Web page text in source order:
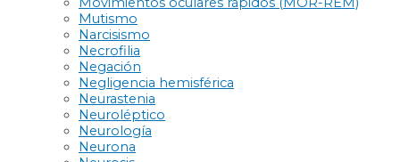
Mutismo
Narcisismo
Necrofilia
Negación
Negligencia hemisférica
Neurastenia
Neuroléptico
Neurología
Neurona